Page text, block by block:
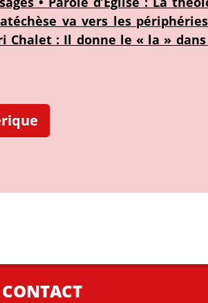
va vers les
Chalet : Il donne le « la »
CONTACT